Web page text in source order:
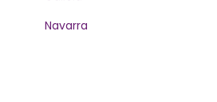
Navarra